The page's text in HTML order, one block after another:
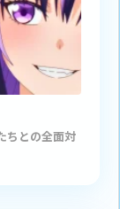
との全面対